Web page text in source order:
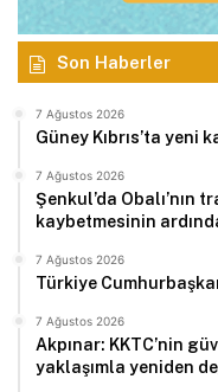
Son Haberler
7 Ağustos 2026
Güney Kıbrıs’ta yeni
7 Ağustos 2026
Şenkul’da Obalı’nın
kaybetmesinin
7 Ağustos 2026
Türkiye
7 Ağustos 2026
Akpınar: KKTC’nin
yaklaşımla yeniden